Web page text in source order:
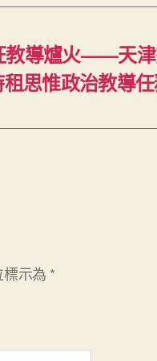
教導爐火——天
思惟政治教導
示為 *